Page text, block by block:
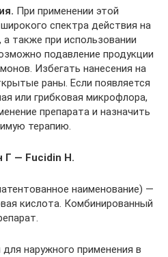
При применении этой
спектра действия на
также при использовании
подавление продукции
Избегать нанесения на
раны. Если появляется
или грибковая микрофлора,
препарата и назначить
терапию.
Г — Fucidin Н.
наименование) —
кислота. Комбинированный
наружного применения в